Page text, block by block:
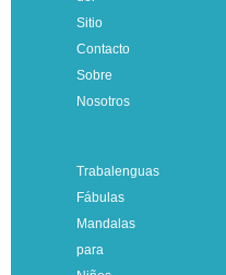
Sitio
Contacto
Sobre
Nosotros
Trabalenguas
Fábulas
Mandalas
para